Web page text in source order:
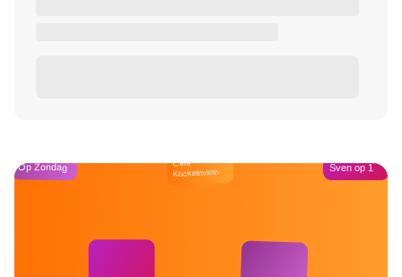
Op Zondag Café
Kockelmann Sven op 1